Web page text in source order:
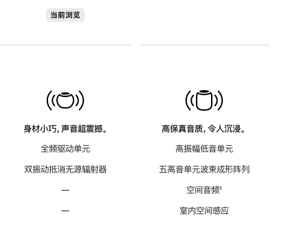
当前浏览
身材小巧，声音超震撼。
全频驱动单元
双振动抵消无源辐射器
—
—
高保真音质，令人沉浸。
高振幅低音单元
五高音单元波束成形阵列
空间音频脚
¹
室内空间感应